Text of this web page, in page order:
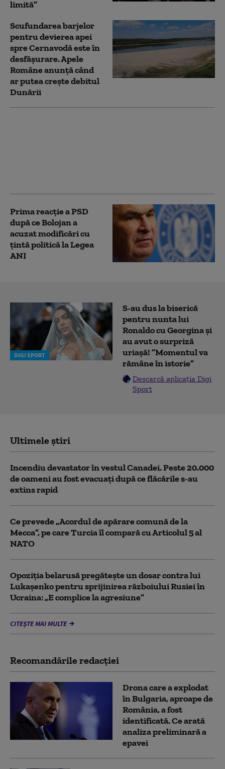
limită”
Scufundarea barjelor
pentru devierea apei
spre Cernavodă este în
desfășurare. Apele
Române anunță când
ar putea crește debitul
Dunării
Prima reacție a PSD
după ce Bolojan a
acuzat modificări cu
țintă politică la Legea
ANI
DIGI SPORT
S-au dus la biserică
pentru nunta lui
Ronaldo cu Georgina și
au avut o surpriză
uriașă! ”Momentul va
rămâne în istorie”
Descarcă aplicația Digi
Sport
Ultimele știri
Incendiu devastator în vestul Canadei. Peste 20.000
de oameni au fost evacuați după ce flăcările s-au
extins rapid
Ce prevede „Acordul de apărare comună de la
Mecca”, pe care Turcia îl compară cu Articolul 5 al
NATO
Opoziția belarusă pregătește un dosar contra lui
Lukașenko pentru sprijinirea războiului Rusiei în
Ucraina: „E complice la agresiune”
CITEȘTE MAI MULTE
Recomandările redacţiei
Drona care a explodat
în Bulgaria, aproape de
România, a fost
identificată. Ce arată
analiza preliminară a
epavei